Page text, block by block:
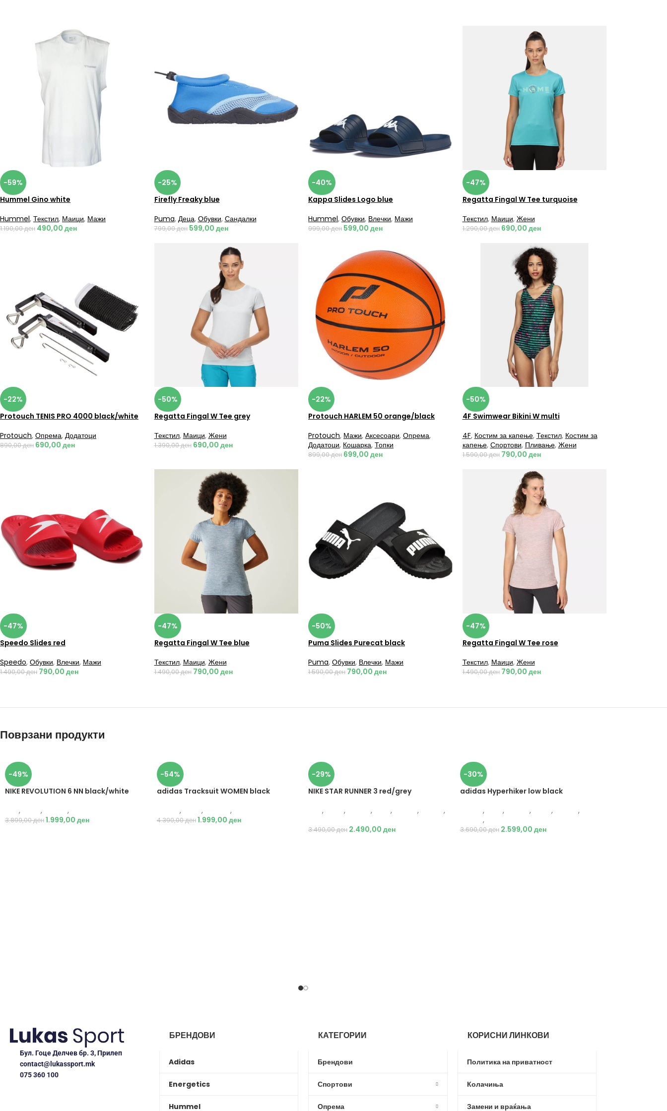
-59%
Hummel Gino white
Hummel, Текстил, Маици, Мажи
1.190,00ден 490,00 ден
-25%
Firefly Freaky blue
Puma, Деца, Обувки, Сандалки
799,00ден 599,00 ден
-40%
Kappa Slides Logo blue
Hummel, Обувки, Влечки, Мажи
999,00ден 599,00 ден
-47%
Regatta Fingal W Tee turquoise
Текстил, Маици, Жени
1.290,00ден 690,00 ден
-22%
Protouch TENIS PRO 4000 black/white
Protouch, Опрема, Додатоци
890,00ден 690,00 ден
-50%
Regatta Fingal W Tee grey
Текстил, Маици, Жени
1.390,00ден 690,00 ден
-22%
Protouch HARLEM 50 orange/black
Protouch, Мажи, Аксесоари, Опрема,
Додатоци, Кошарка, Топки
899,00ден 699,00 ден
-50%
4F Swimwear Bikini W multi
4F, Костим за капење, Текстил, Костим за
капење, Спортови, Пливање, Жени
1.590,00ден 790,00 ден
-47%
Speedo Slides red
Speedo, Обувки, Влечки, Мажи
1.490,00ден 790,00 ден
-47%
Regatta Fingal W Tee blue
Текстил, Маици, Жени
1.490,00ден 790,00 ден
-50%
Puma Slides Purecat black
Puma, Обувки, Влечки, Мажи
1.590,00ден 790,00 ден
-47%
Regatta Fingal W Tee rose
Текстил, Маици, Жени
1.490,00ден 790,00 ден
Поврзани продукти
-49%
NIKE REVOLUTION 6 NN black/white
, , ,
3.899,00ден1.999,00 ден
-54%
adidas Tracksuit WOMEN black
, , ,
4.390,00ден 1.999,00 ден
-29%
NIKE STAR RUNNER 3 red/grey
, , , , ,
,
3.490,00ден 2.490,00 ден
-30%
adidas Hyperhiker low black
, , , ,
,
,
3.690,00ден 2.599,00 ден
Бул. Гоце Делчев бр. 3, Прилеп
contact@lukassport.mk
075 360 100
БРЕНДОВИ
Adidas
Energetics
Hummel
КАТЕГОРИИ
Брендови
Спортови
Опрема
КОРИСНИ ЛИНКОВИ
Политика на приватност
Колачиња
Замени и враќања